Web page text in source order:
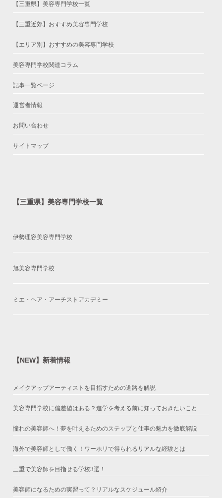
【三重県】美容専門学校一覧
【三重近郊】おすすめ美容専門学校
【エリア別】おすすめの美容専門学校
美容専門学校関連コラム
記事一覧ページ
運営者情報
お問い合わせ
サイトマップ
【三重県】美容専門学校一覧
伊勢理容美容専門学校
旭美容専門学校
ミエ・ヘア・アーチストアカデミー
【NEW】新着情報
メイクアップアーティストを目指すための進路を解説
美容専門学校に偏差値はある？進学を考える前に知っておきたいこと
憧れの美容師へ！夢を叶えるためのステップと仕事の魅力を徹底解説
海外で美容師として働く！ワーホリで得られるリアルな経験とは
三重で美容師を目指せる学校3選！
美容師になるための実習って？リアルなスケジュール紹介